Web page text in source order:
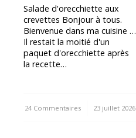
Salade d'orecchiette aux
crevettes Bonjour à tous.
Bienvenue dans ma cuisine …
Il restait la moitié d'un
paquet d'orecchiette après
la recette…
24 Commentaires
/ 23 juillet 2026